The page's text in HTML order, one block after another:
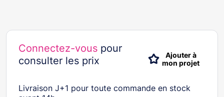
Connectez-vous pour
consulter les prix
Ajouter à
mon projet
Livraison J+1 pour toute commande en stock